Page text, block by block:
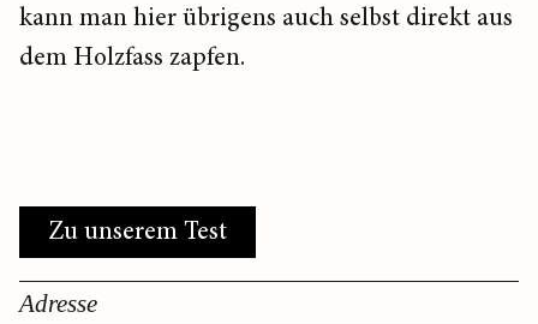
kann man hier übrigens auch selbst direkt aus
dem Holzfass zapfen.
Zu unserem Test
Adresse